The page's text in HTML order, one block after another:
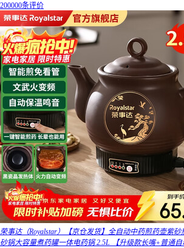
200000条评价
荣事达（Royalstar）【京仓发货】全自动中药煎药壶紫
砂锅大容量煮药罐一体电药锅 2.5L 【升级款长嘴+普通自